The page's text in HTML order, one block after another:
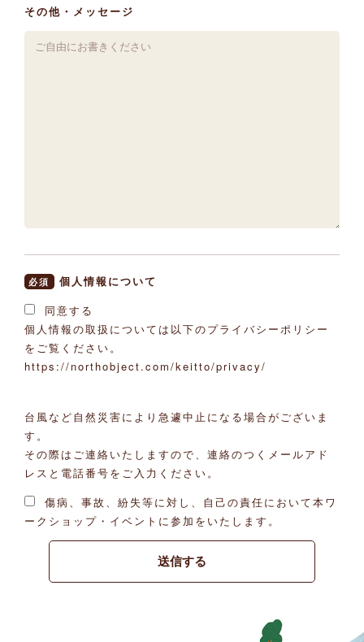
その他・メッセージ
必須
個人情報について
同意する
個人情報の取扱については以下のプライバシーポリシー
をご覧ください。
https://northobject.com/keitto/privacy/
台風など自然災害により急遽中止になる場合がございま
す。
その際はご連絡いたしますので、連絡のつくメールアド
レスと電話番号をご入力ください。
傷病、事故、紛失等に対し、自己の責任において本ワ
ークショップ・イベントに参加をいたします。